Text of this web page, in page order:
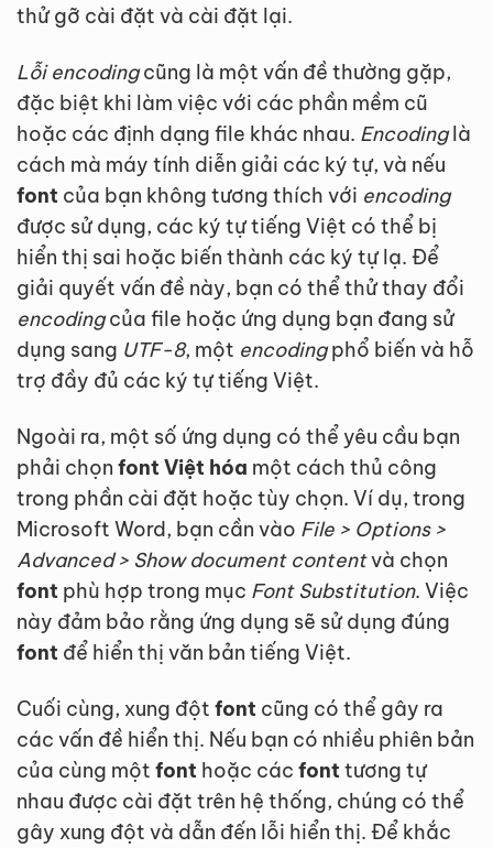
thử gỡ cài đặt và cài đặt lại.
Lỗi encodingcũng là một vấn đề thường gặp,
đặc biệt khi làm việc với các phần mềm cũ
hoặc các định dạng file khác nhau. Encodinglà
cách mà máy tính diễn giải các ký tự, và nếu
font của bạn không tương thích với encoding
được sử dụng, các ký tự tiếng Việt có thể bị
hiển thị sai hoặc biến thành các ký tự lạ. Để
giải quyết vấn đề này, bạn có thể thử thay đổi
encodingcủa file hoặc ứng dụng bạn đang sử
dụng sang UTF-8, một encodingphổ biến và hỗ
trợ đầy đủ các ký tự tiếng Việt.
Ngoài ra, một số ứng dụng có thể yêu cầu bạn
phải chọn font Việt hóa một cách thủ công
trong phần cài đặt hoặc tùy chọn. Ví dụ, trong
Microsoft Word, bạn cần vào File > Options >
Advanced > Show document contentvà chọn
font phù hợp trong mục Font Substitution. Việc
này đảm bảo rằng ứng dụng sẽ sử dụng đúng
font để hiển thị văn bản tiếng Việt.
Cuối cùng, xung đột font cũng có thể gây ra
các vấn đề hiển thị. Nếu bạn có nhiều phiên bản
của cùng một font hoặc các font tương tự
nhau được cài đặt trên hệ thống, chúng có thể
gây xung đột và dẫn đến lỗi hiển thị. Để khắc